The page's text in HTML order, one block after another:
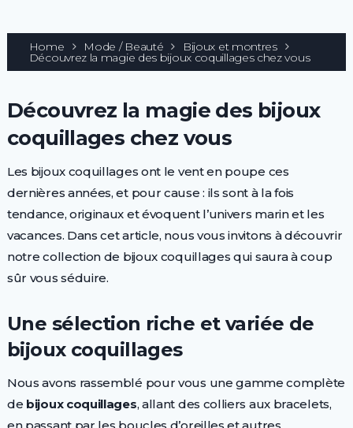
Home Mode / Beauté Bijoux et montres
Découvrez la magie des bijoux coquillages chez vous
Découvrez la magie des bijoux
coquillages chez vous
Les bijoux coquillages ont le vent en poupe ces
dernières années, et pour cause : ils sont à la fois
tendance, originaux et évoquent l’univers marin et les
vacances. Dans cet article, nous vous invitons à découvrir
notre collection de bijoux coquillages qui saura à coup
sûr vous séduire.
Une sélection riche et variée de
bijoux coquillages
Nous avons rassemblé pour vous une gamme complète
de bijoux coquillages, allant des colliers aux bracelets,